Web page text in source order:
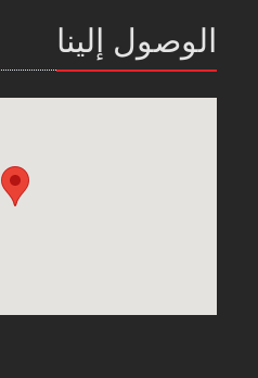
الوصول إلينا